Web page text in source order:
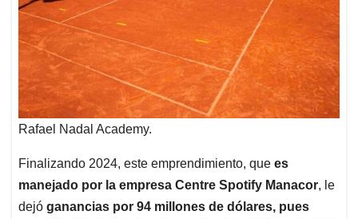
Rafael Nadal Academy.
Finalizando 2024, este emprendimiento, que es
manejado por la empresa Centre Spotify Manacor, le
dejó ganancias por 94 millones de dólares, pues